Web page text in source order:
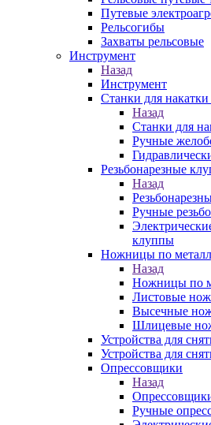
Путевые
Рельсогибы
Захваты рельсовые
Инструмент
Назад
Инструмент
Станки для
Назад
Станки для
Ручные
Резьбонарезные
Назад
Ручные
клуппы
Ножницы по
Назад
Ножницы по
Листовые
Высечные
Шлицевые
Устройства для
Устройства для
Опрессовщики
Назад
Ручные